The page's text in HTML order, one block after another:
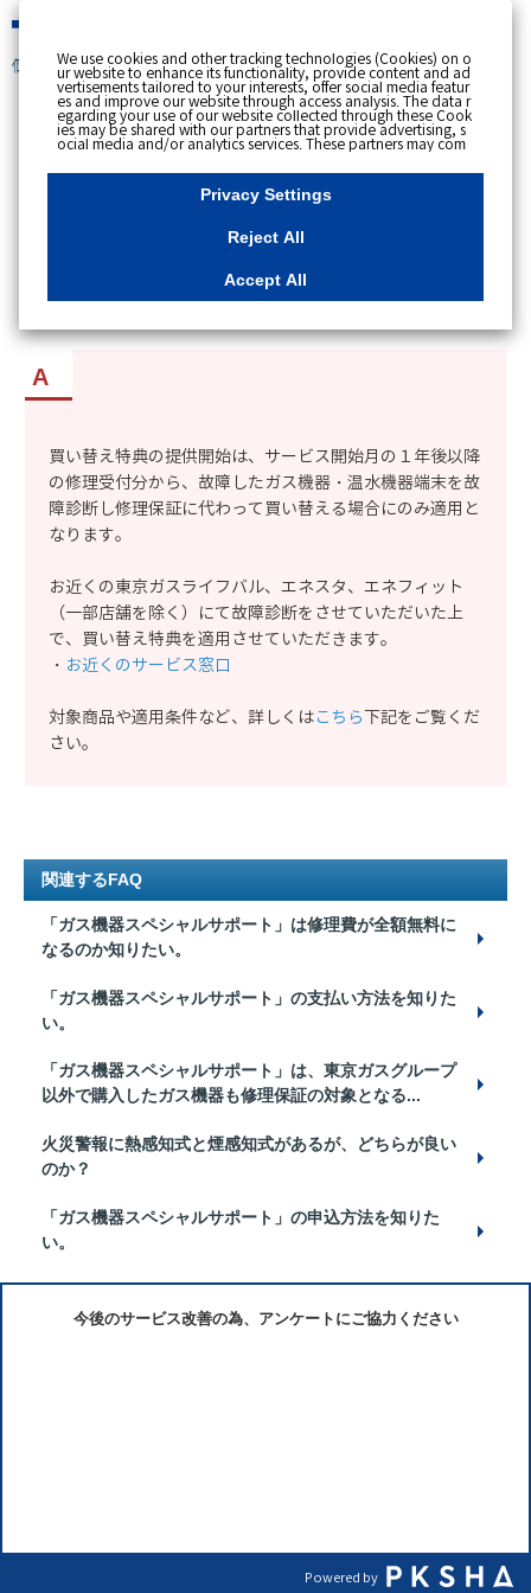
個人のお客さま
[ トップへ戻る ]
カテゴリー表示
更新日時 : 2026/01/21 16:07
「ガス機器スペシャルサポート」の買い替え特典
で、古くなった機器を買い替える事ができるか知
りたい。
買い替え特典の提供開始は、サービス開始月の１年後以降
の修理受付分から、故障したガス機器・温水機器端末を故
障診断し修理保証に代わって買い替える場合にのみ適用と
なります。
お近くの東京ガスライフバル、エネスタ、エネフィット
（一部店舗を除く）にて故障診断をさせていただいた上
で、買い替え特典を適用させていただきます。
・ お近くのサービス窓口
対象商品や適用条件など、詳しくはこちら下記をご覧くだ
さい。
関連するFAQ
「ガス機器スペシャルサポート」は修理費が全額無料に
なるのか知りたい。
「ガス機器スペシャルサポート」の支払い方法を知りた
い。
「ガス機器スペシャルサポート」は、東京ガスグループ
以外で購入したガス機器も修理保証の対象となる...
火災警報に熱感知式と煙感知式があるが、どちらが良い
のか？
「ガス機器スペシャルサポート」の申込方法を知りた
い。
今後のサービス改善の為、アンケートにご協力ください
Powered by
We use cookies and other tracking technologies (Cookies) on o
ur website to enhance its functionality, provide content and ad
vertisements tailored to your interests, offer social media featur
es and improve our website through access analysis. The data r
egarding your use of our website collected through these Cook
ies may be shared with our partners that provide advertising, s
ocial media and/or analytics services. These partners may com
bine the data shared by us with other data that you have provi
ded to them or that they have collected from your use of their s
ervices or other websites to analyse and optimise advertisemen
ts delivered to you by businesses other than us on the internet.
essary Cookies, please click "Reject All". If you agree to the use
of all Cookies, please click "Accept All". To select your preferen
u can change your consent or rejection settings at any time by c
"Privacy Settings"button on this banner or through y
our browser's "Settings". For more information regarding the pr
site, please refer to the link below.Cookies DetailsPrivacy Polic
y
Privacy Settings
Reject All
Accept All